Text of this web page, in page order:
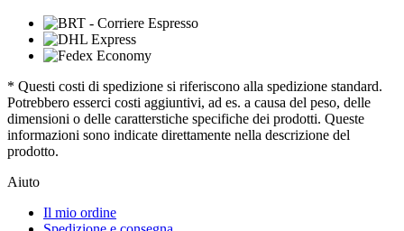
* Questi costi di spedizione si riferiscono alla spedizione standard.
Potrebbero esserci costi aggiuntivi, ad es. a causa del peso, delle
dimensioni o delle caratterstiche specifiche dei prodotti. Queste
informazioni sono indicate direttamente nella descrizione del
prodotto.
Aiuto
Il mio ordine